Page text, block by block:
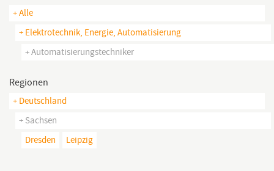
+ Alle
+ Elektrotechnik, Energie, Automatisierung
+ Automatisierungstechniker
Regionen
+ Deutschland
+ Sachsen
Dresden
Leipzig